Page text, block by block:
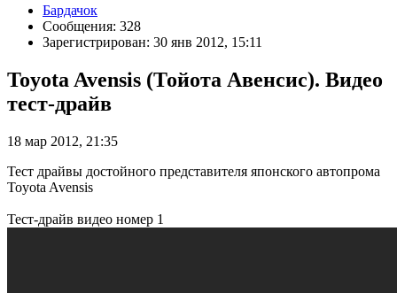
Бардачок
Сообщения: 328
Зарегистрирован: 30 янв 2012, 15:11
Toyota Avensis (Тойота Авенсис). Видео
тест-драйв
18 мар 2012, 21:35
Тест драйвы достойного представителя японского автопрома
Toyota Avensis
Тест-драйв видео номер 1